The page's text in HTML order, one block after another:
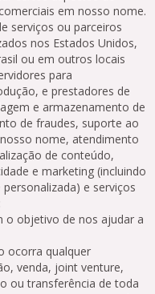
em nosso nome.
serviços ou parceiros
nos Estados Unidos,
ou em outros locais
para
e prestadores de
e armazenamento de
de fraudes, suporte ao
nome, atendimento
de conteúdo,
e marketing (incluindo
e serviços
o objetivo de nos ajudar a
ocorra qualquer
venda, joint venture,
ou transferência de toda